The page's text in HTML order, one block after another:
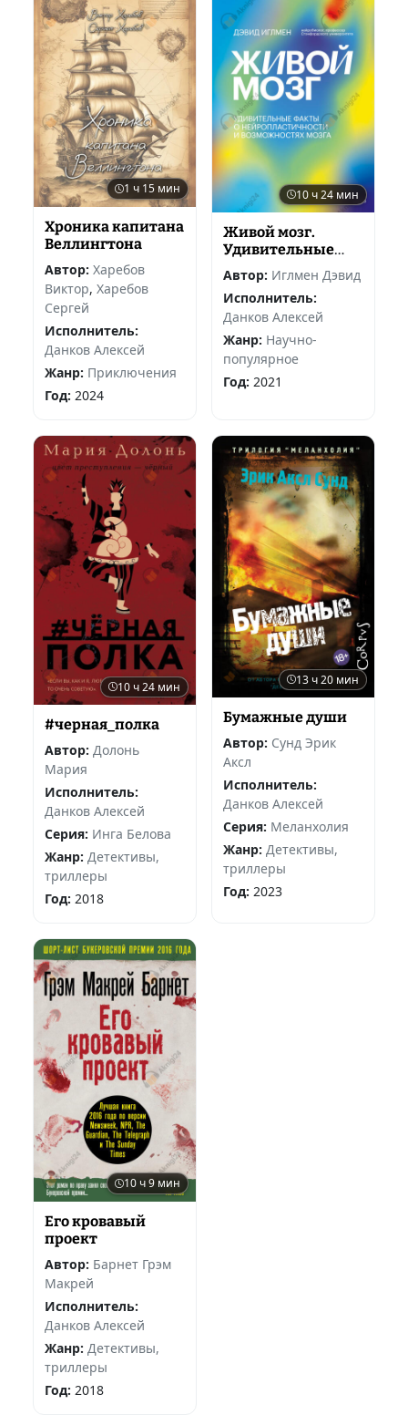
1 ч 15 мин
Хроника капитана
Веллингтона
Автор: Харебов
Виктор, Харебов
Сергей
Исполнитель:
Данков Алексей
Жанр: Приключения
Год: 2024
10 ч 24 мин
Живой мозг.
Удивительные
факты о
нейропластичнос
ти и возможностях
мозга
Автор: Иглмен Дэвид
Исполнитель:
Данков Алексей
Жанр: Научно-
популярное
Год: 2021
10 ч 24 мин
#черная_полка
Автор: Долонь
Мария
Исполнитель:
Данков Алексей
Серия: Инга Белова
Жанр: Детективы,
триллеры
Год: 2018
13 ч 20 мин
Бумажные души
Автор: Сунд Эрик
Аксл
Исполнитель:
Данков Алексей
Серия: Меланхолия
Жанр: Детективы,
триллеры
Год: 2023
10 ч 9 мин
Его кровавый
проект
Автор: Барнет Грэм
Макрей
Исполнитель:
Данков Алексей
Жанр: Детективы,
триллеры
Год: 2018